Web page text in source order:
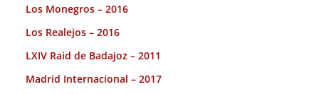
Los Monegros – 2016
Los Realejos – 2016
LXIV Raid de Badajoz – 2011
Madrid Internacional – 2017